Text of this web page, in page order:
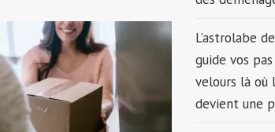
L’astrolabe
guide vos
velours là où
devient une